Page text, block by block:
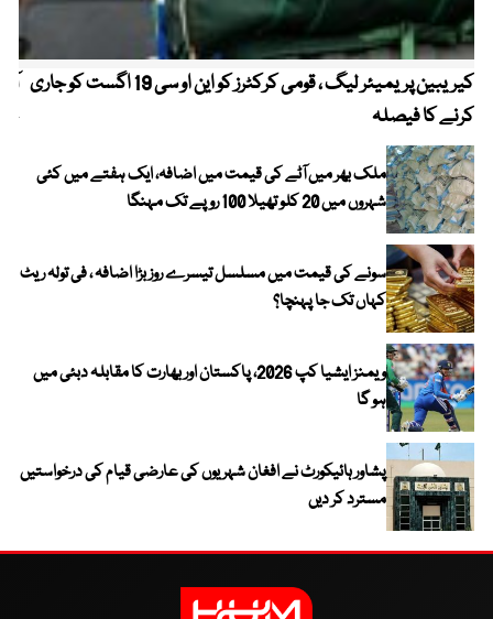
کیریبین پریمیئر لیگ ، قومی کرکٹرز کو این او سی 19 اگست کو جاری
کرنے کا فیصلہ
ملک بھر میں آٹے کی قیمت میں اضافہ، ایک ہفتے میں کئی
شہروں میں 20 کلو تھیلا 100 روپے تک مہنگا
سونے کی قیمت میں مسلسل تیسرے روز بڑا اضافہ ، فی تولہ ریٹ
کہاں تک جا پہنچا؟
ویمنز ایشیا کپ 2026، پاکستان اور بھارت کا مقابلہ دبئی میں
ہو گا
پشاور ہائیکورٹ نے افغان شہریوں کی عارضی قیام کی درخواستیں
مسترد کر دیں